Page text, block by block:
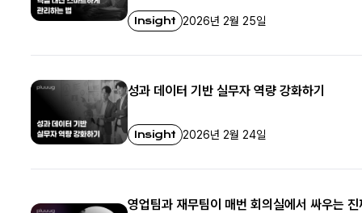
Insight 2026년 2월 25일
성과 데이터 기반 실무자 역량 강화하기
Insight 2026년 2월 24일
영업팀과 재무팀이 매번 회의실에서 싸우는 진